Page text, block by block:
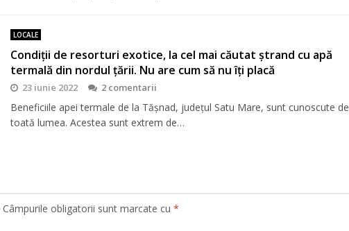
LOCALE
Condiţii de resorturi exotice, la cel mai căutat ştrand cu apă
termală din nordul ţării. Nu are cum să nu îţi placă
23 iunie 2022 2 comentarii
Beneficiile apei termale de la Tășnad, județul Satu Mare, sunt cunoscute de
toată lumea. Acestea sunt extrem de…
Câmpurile obligatorii sunt marcate cu *